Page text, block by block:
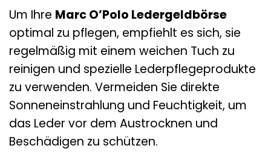
Um Ihre Marc O’Polo Ledergeldbörse
optimal zu pflegen, empfiehlt es sich, sie
regelmäßig mit einem weichen Tuch zu
reinigen und spezielle Lederpflegeprodukte
zu verwenden. Vermeiden Sie direkte
Sonneneinstrahlung und Feuchtigkeit, um
das Leder vor dem Austrocknen und
Beschädigen zu schützen.